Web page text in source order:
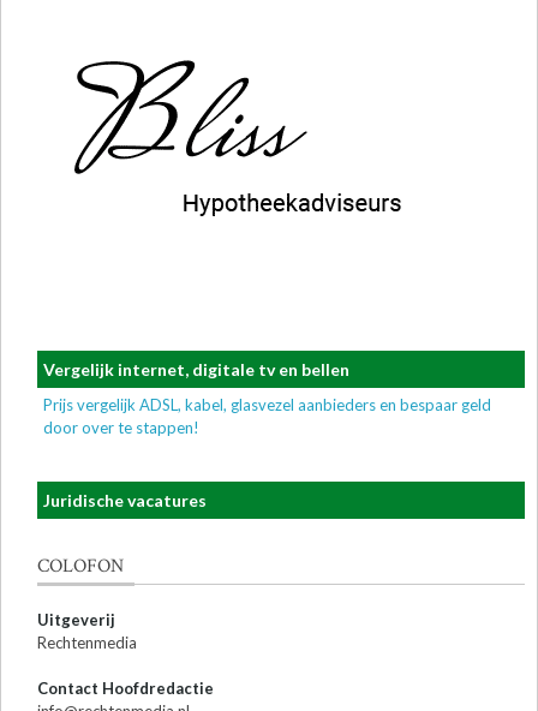
Vergelijk internet, digitale tv en bellen
Prijs vergelijk ADSL, kabel, glasvezel aanbieders en bespaar geld
door over te stappen!
Juridische vacatures
COLOFON
Uitgeverij
Rechtenmedia
Contact Hoofdredactie